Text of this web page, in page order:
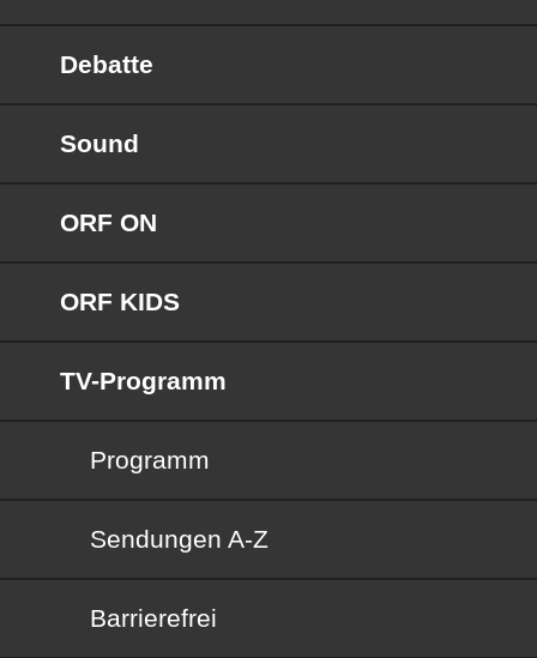
Debatte
Sound
ORF ON
ORF KIDS
TV-Programm
Programm
Sendungen von A bis Z
Sendungen A-Z
Barrierefrei
Barrierefrei